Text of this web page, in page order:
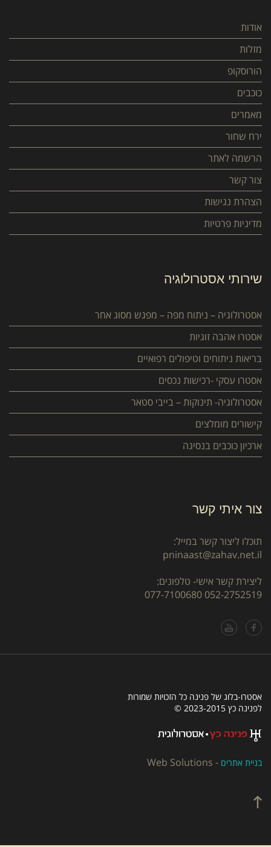
אודות
מזלות
הורוסקופ
כוכבים
מאמרים
ירח שחור
הרשמה לאתר
צור קשר
הצהרת נגישות
מדיניות פרטיות
שירותי אסטרולוגיה
אסטרולוגיה – ניתוח מפה – מפגש מסוג אחר
אסטרו אהבה זוגיות
בריאות ניתוחים וטיפולים רפואיים
אסטרו עסקי -רכישות נכסים
אסטרולוגיה- תינוקות – בייבי סטאר
קישורים מומלצים
ארכיון כוכבים בנסיגה
צור איתי קשר
תוכלו ליצור קשר במייל:
pninaast@zahav.net.il
ליצירת קשר אישי- טלפונים:
052-2752519
077-7100680
אסטרו-בלוג של פנינה כל הזכויות שמורות
לפנינה כץ 2023-2015 ©
בניית אתרים -
Web Solutions